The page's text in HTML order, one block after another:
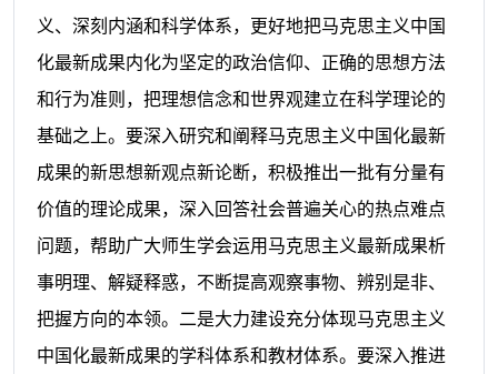
义、深刻内涵和科学体系，更好地把马克思主义中国
化最新成果内化为坚定的政治信仰、正确的思想方法
和行为准则，把理想信念和世界观建立在科学理论的
基础之上。要深入研究和阐释马克思主义中国化最新
成果的新思想新观点新论断，积极推出一批有分量有
价值的理论成果，深入回答社会普遍关心的热点难点
问题，帮助广大师生学会运用马克思主义最新成果析
事明理、解疑释惑，不断提高观察事物、辨别是非、
把握方向的本领。二是大力建设充分体现马克思主义
中国化最新成果的学科体系和教材体系。要深入推进